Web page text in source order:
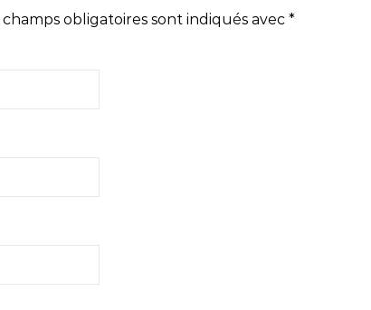
champs obligatoires sont indiqués avec *